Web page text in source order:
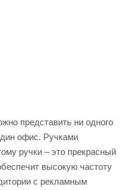
представить ни одного
офис. Ручками
ручки – это прекрасный
высокую частоту
с рекламным